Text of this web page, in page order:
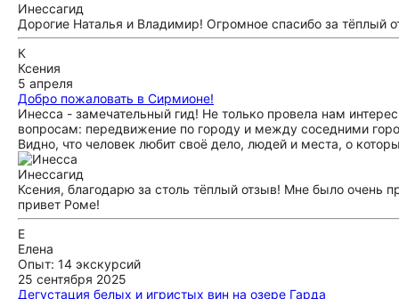
Инессагид
Дорогие Наталья и Владимир! Огромное спасибо за тёплый
К
Ксения
5 апреля
Добро пожаловать в Сирмионе!
Инесса - замечательный гид! Не только провела нам
вопросам: передвижение по городу и между соседними
Видно, что человек любит своё дело, людей и места, о
Инессагид
Ксения, благодарю за столь тёплый отзыв! Мне было очень
привет Роме!
Е
Елена
Опыт: 14 экскурсий
25 сентября 2025
Дегустация белых и игристых вин на озере Гарда